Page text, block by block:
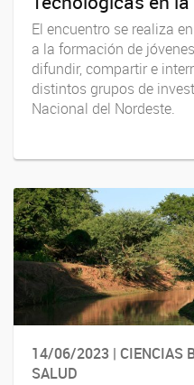
El encuentro se realiza
a la formación de
difundir, compartir e
distintos grupos de
Nacional del Nordeste.
14/06/2023 | CIENCIAS
SALUD